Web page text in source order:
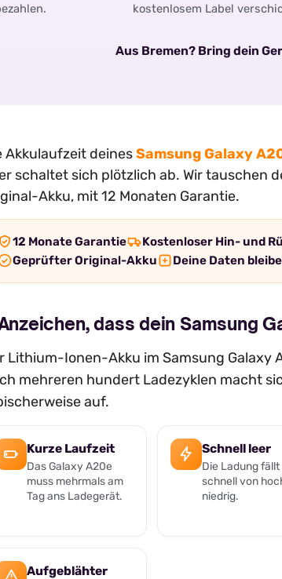
kostenlosem Label
Aus Bremen? Bring dein
Akkulaufzeit deinesSamsung Galaxy
schaltet sich plötzlich ab. Wir tauschen
Akku, mit 12 Monaten Garantie.
12 Monate Garantie Kostenloser Hin- und
Geprüfter Original-Akku
Deine Daten
dass dein Samsung
Lithium-Ionen-Akku im Samsung Galaxy
mehreren hundert Ladezyklen macht
auf.
Kurze Laufzeit
Das Galaxy A20e
muss mehrmals am
Tag ans Ladegerät.
Schnell leer
Die Ladung fällt
schnell von
niedrig.
Aufgeblähter